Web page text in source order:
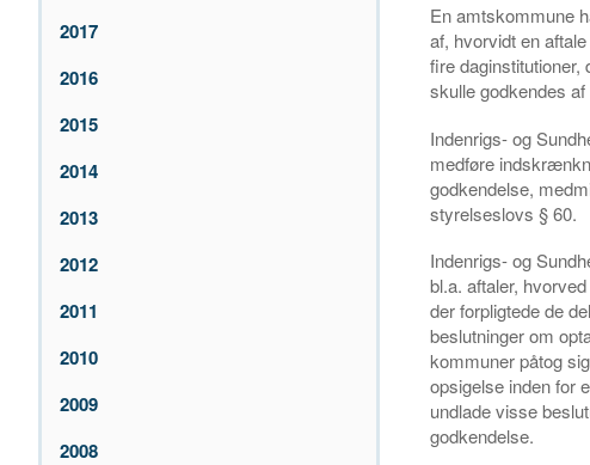
2017
2016
2015
2014
2013
2012
2011
2010
2009
2008
En amtskommune
af, hvorvidt en
fire
skulle godkendes
Indenrigs- og
medføre
godkendelse,
styrelseslovs § 60.
Indenrigs- og
bl.a. aftaler,
der forpligtede de
beslutninger om
kommuner påtog
opsigelse inden for
undlade visse
godkendelse.